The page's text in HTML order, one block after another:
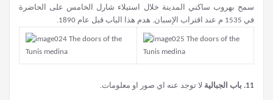
سمح بهروب ساكني المدينة خلال استيلاء شارل الخامس على الحاضرة
في 1535 م عند اقتراب الإسبان. هدم هذا الباب قبل عام 1890.
11. باب الجبالية لا توجد عنه اي صور او معلومات.